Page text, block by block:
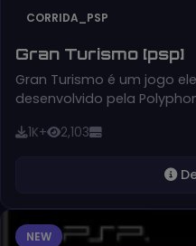
CORRIDA_PSP
Gran Turismo [psp]
Gran Turismo é um jogo
desenvolvido pela
1K+ 2,103
NEW